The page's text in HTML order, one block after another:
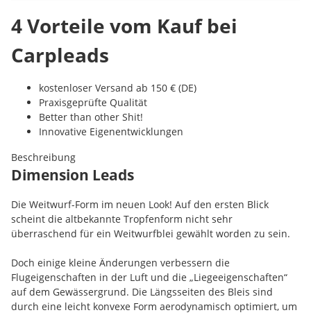
4 Vorteile vom Kauf bei
Carpleads
kostenloser Versand ab 150 € (DE)
Praxisgeprüfte Qualität
Better than other Shit!
Innovative Eigenentwicklungen
Beschreibung
Dimension Leads
Die Weitwurf-Form im neuen Look! Auf den ersten Blick
scheint die altbekannte Tropfenform nicht sehr
überraschend für ein Weitwurfblei gewählt worden zu sein.
Doch einige kleine Änderungen verbessern die
Flugeigenschaften in der Luft und die „Liegeeigenschaften“
auf dem Gewässergrund. Die Längsseiten des Bleis sind
durch eine leicht konvexe Form aerodynamisch optimiert, um